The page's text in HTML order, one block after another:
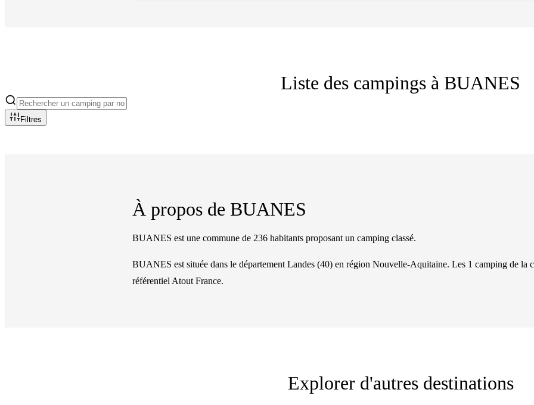
Liste des campings à BUANES
Filtres
À propos de BUANES
BUANES est une commune de 236 habitants proposant un camping classé.
BUANES est située dans le département Landes (40) en région Nouvelle-Aquitaine. Les 1 camping de la
référentiel Atout France.
Explorer d'autres destinations